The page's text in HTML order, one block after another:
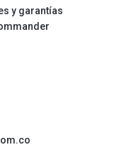
y garantías